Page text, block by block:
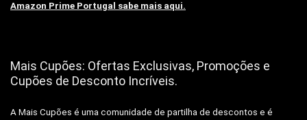
Amazon Prime Portugal sabe mais aqui.
Mais Cupões: Ofertas Exclusivas, Promoções e
Cupões de Desconto Incríveis.
A Mais Cupões é uma comunidade de partilha de descontos e é